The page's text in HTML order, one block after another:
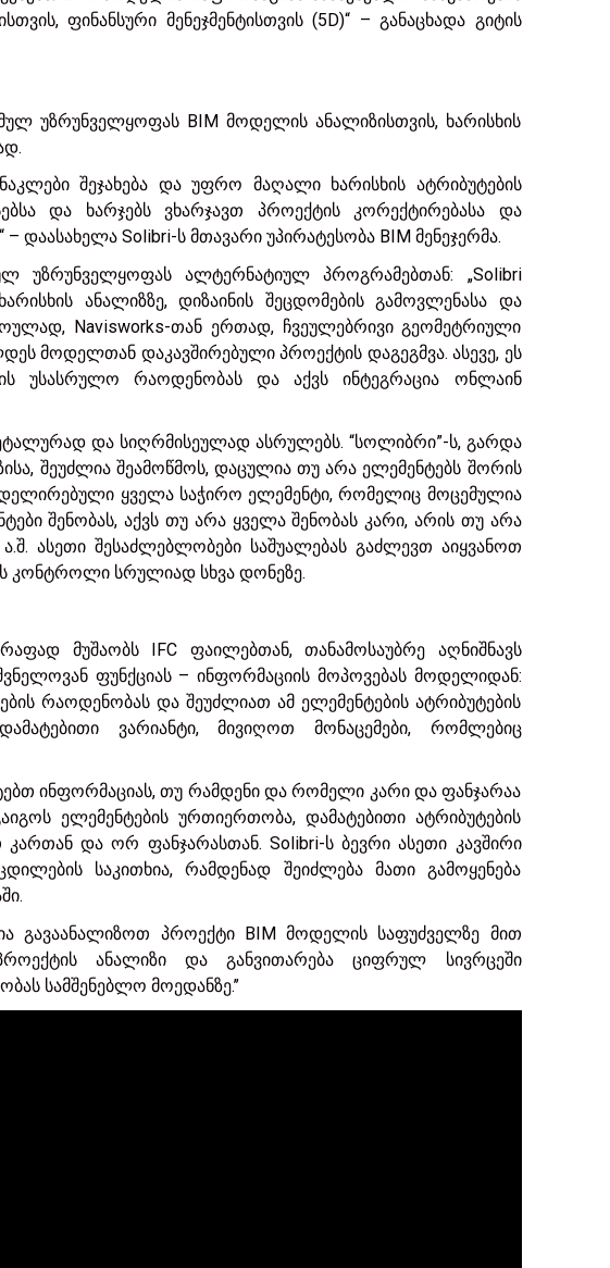
ფინანსური მენეჯმენტისთვის (5D)“ – განაცხადა გიტის
უზრუნველყოფას BIM მოდელის ანალიზისთვის, ხარისხის
შეჯახება და უფრო მაღალი ხარისხის ატრიბუტების
და ხარჯებს ვხარჯავთ პროექტის კორექტირებასა და
დაასახელა Solibri-ს მთავარი უპირატესობა BIM მენეჯერმა.
უზრუნველყოფას ალტერნატიულ პროგრამებთან: „Solibri
ანალიზზე, დიზაინის შეცდომების გამოვლენასა და
Navisworks-თან ერთად, ჩვეულებრივი გეომეტრიული
მოდელთან დაკავშირებული პროექტის დაგეგმვა. ასევე, ეს
უსასრულო რაოდენობას და აქვს ინტეგრაცია ონლაინ
და სიღრმისეულად ასრულებს. “სოლიბრი”-ს, გარდა
შეუძლია შეამოწმოს, დაცულია თუ არა ელემენტებს შორის
ყველა საჭირო ელემენტი, რომელიც მოცემულია
შენობას, აქვს თუ არა ყველა შენობას კარი, არის თუ არა
ასეთი შესაძლებლობები საშუალებას გაძლევთ აიყვანოთ
კონტროლი სრულიად სხვა დონეზე.
მუშაობს IFC ფაილებთან, თანამოსაუბრე აღნიშნავს
ფუნქციას – ინფორმაციის მოპოვებას მოდელიდან:
რაოდენობას და შეუძლიათ ამ ელემენტების ატრიბუტების
ვარიანტი, მივიღოთ მონაცემები, რომლებიც
ინფორმაციას, თუ რამდენი და რომელი კარი და ფანჯარაა
ელემენტების ურთიერთობა, დამატებითი ატრიბუტების
და ორ ფანჯარასთან. Solibri-ს ბევრი ასეთი კავშირი
საკითხია, რამდენად შეიძლება მათი გამოყენება
გავაანალიზოთ პროექტი BIM მოდელის საფუძველზე მით
ანალიზი და განვითარება ციფრულ სივრცეში
სამშენებლო მოედანზე.’’